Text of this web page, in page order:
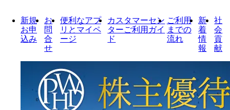
新規
お申
込み
お
問
合
せ
便利なアプ
リとマイペ
ージ
カスタマーセン
ターご利用ガイ
ド
ご利用
までの
流れ
新
着
情
報
社
会
貢
献